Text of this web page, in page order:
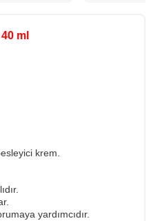
ml
krem.
yardımcıdır.